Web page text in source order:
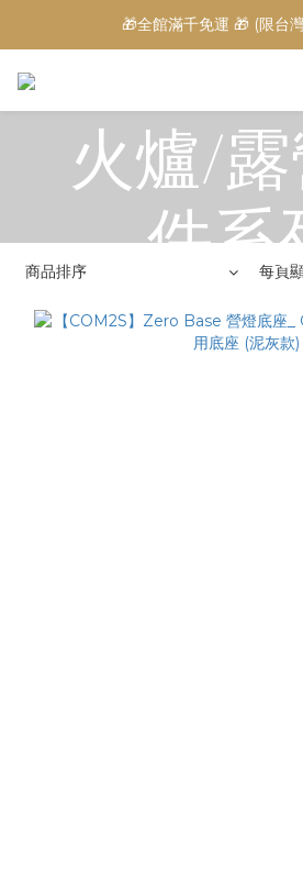
🎁全館滿千免運 🎁 (限台
COM2S
火爐/
件系
商品排序 每頁